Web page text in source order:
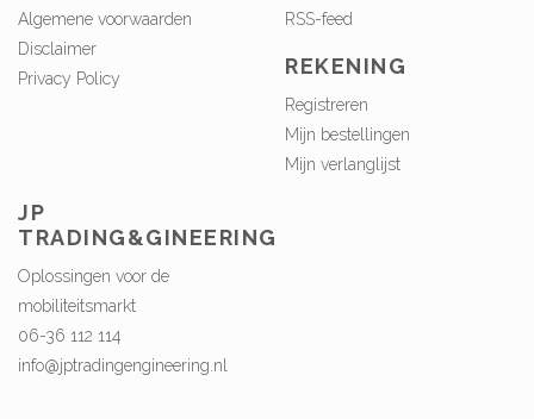
Algemene voorwaarden
Disclaimer
Privacy Policy
RSS-feed
REKENING
Registreren
Mijn bestellingen
Mijn verlanglijst
JP
TRADING&GINEERING
Oplossingen voor de
mobiliteitsmarkt
06-36 112 114
info@jptradingengineering.nl